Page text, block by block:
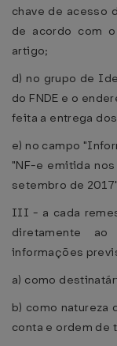
chave de acesso
de acordo com
artigo;
d) no grupo de
do FNDE e o
feita a entrega
e) no campo
"NF-e emitida
setembro de
III - a cada
diretamente
informações
a) como
b) como natureza
conta e ordem de